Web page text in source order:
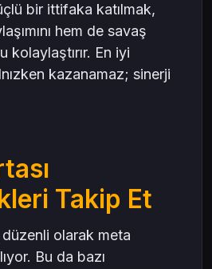
bir ittifaka katılmak,
hem de savaş
kolaylaştırır. En iyi
kazanamaz; sinerji
Takip Et
olarak meta
Bu da bazı